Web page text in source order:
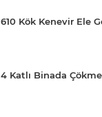
610 Kök Kenevir Ele
4 Katlı Binada